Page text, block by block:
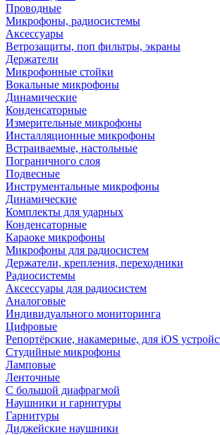
Проводные
Микрофоны, радиосистемы
Аксессуары
Ветрозащиты, поп фильтры, экраны
Держатели
Микрофонные стойки
Вокальные микрофоны
Динамические
Конденсаторные
Измерительные микрофоны
Инсталляционные микрофоны
Встраиваемые, настольные
Пограничного слоя
Подвесные
Инструментальные микрофоны
Динамические
Комплекты для ударных
Конденсаторные
Караоке микрофоны
Микрофоны для радиосистем
Держатели, крепления, переходники
Радиосистемы
Аксессуары для радиосистем
Аналоговые
Индивидуального мониторинга
Цифровые
Репортёрские, накамерные, для iOS
Студийные микрофоны
Ламповые
Ленточные
С большой диафрагмой
Наушники и гарнитуры
Гарнитуры
Диджейские наушники